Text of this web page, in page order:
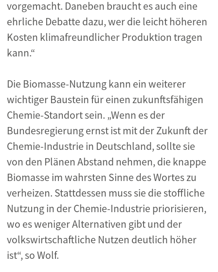
vorgemacht. Daneben braucht es auch eine
ehrliche Debatte dazu, wer die leicht höheren
Kosten klimafreundlicher Produktion tragen
kann.“
Die Biomasse-Nutzung kann ein weiterer
wichtiger Baustein für einen zukunftsfähigen
Chemie-Standort sein. „Wenn es der
Bundesregierung ernst ist mit der Zukunft der
Chemie-Industrie in Deutschland, sollte sie
von den Plänen Abstand nehmen, die knappe
Biomasse im wahrsten Sinne des Wortes zu
verheizen. Stattdessen muss sie die stoffliche
Nutzung in der Chemie-Industrie priorisieren,
wo es weniger Alternativen gibt und der
volkswirtschaftliche Nutzen deutlich höher
ist“, so Wolf.